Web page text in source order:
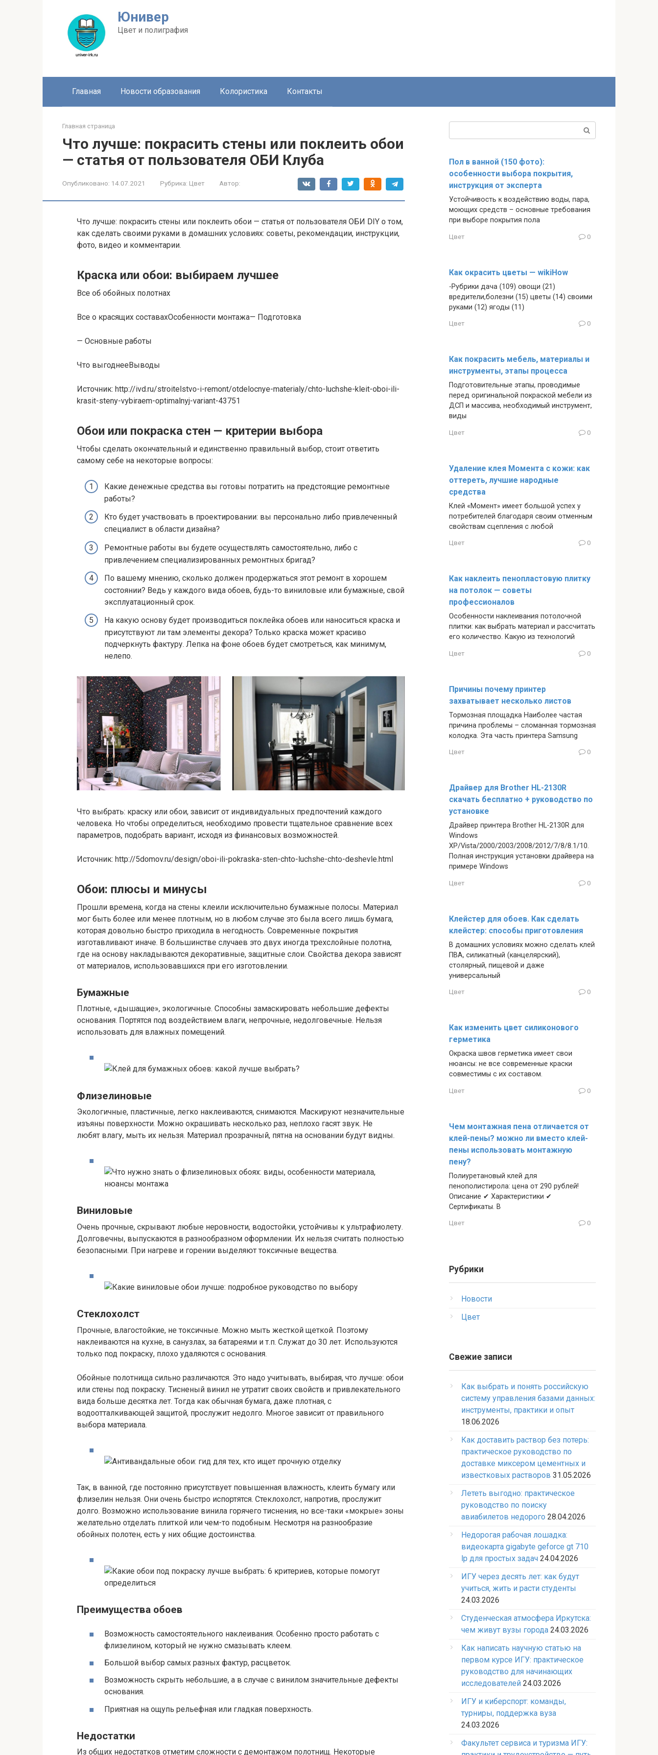
Юнивер
Цвет и полиграфия
Главная Новости образования Колористика Контакты
Главная страница
Что лучше: покрасить стены или поклеить обои
— статья от пользователя ОБИ Клуба
Опубликовано: 14.07.2021 Рубрика: Цвет Автор:
Что лучше: покрасить стены или поклеить обои — статья от пользователя ОБИ DIY о том,
как сделать своими руками в домашних условиях: советы, рекомендации, инструкции,
фото, видео и комментарии.
Краска или обои: выбираем лучшее
Все об обойных полотнах
Все о красящих составахОсобенности монтажа— Подготовка
— Основные работы
Что выгоднееВыводы
Источник: http://ivd.ru/stroitelstvo-i-remont/otdelocnye-materialy/chto-luchshe-kleit-oboi-ili-
krasit-steny-vybiraem-optimalnyj-variant-43751
Обои или покраска стен — критерии выбора
Чтобы сделать окончательный и единственно правильный выбор, стоит ответить
самому себе на некоторые вопросы:
Какие денежные средства вы готовы потратить на предстоящие ремонтные
работы?
Кто будет участвовать в проектировании: вы персонально либо привлеченный
специалист в области дизайна?
Ремонтные работы вы будете осуществлять самостоятельно, либо с
привлечением специализированных ремонтных бригад?
По вашему мнению, сколько должен продержаться этот ремонт в хорошем
состоянии? Ведь у каждого вида обоев, будь-то виниловые или бумажные, свой
эксплуатационный срок.
На какую основу будет производиться поклейка обоев или наноситься краска и
присутствуют ли там элементы декора? Только краска может красиво
подчеркнуть фактуру. Лепка на фоне обоев будет смотреться, как минимум,
нелепо.
Что выбрать: краску или обои, зависит от индивидуальных предпочтений каждого
человека. Но чтобы определиться, необходимо провести тщательное сравнение всех
параметров, подобрать вариант, исходя из финансовых возможностей.
Источник: http://5domov.ru/design/oboi-ili-pokraska-sten-chto-luchshe-chto-deshevle.html
Обои: плюсы и минусы
Прошли времена, когда на стены клеили исключительно бумажные полосы. Материал
мог быть более или менее плотным, но в любом случае это была всего лишь бумага,
которая довольно быстро приходила в негодность. Современные покрытия
изготавливают иначе. В большинстве случаев это двух иногда трехслойные полотна,
где на основу накладываются декоративные, защитные слои. Свойства декора зависят
от материалов, использовавшихся при его изготовлении.
Бумажные
Плотные, «дышащие», экологичные. Способны замаскировать небольшие дефекты
основания. Портятся под воздействием влаги, непрочные, недолговечные. Нельзя
использовать для влажных помещений.
Флизелиновые
Экологичные, пластичные, легко наклеиваются, снимаются. Маскируют незначительные
изъяны поверхности. Можно окрашивать несколько раз, неплохо гасят звук. Не
любят влагу, мыть их нельзя. Материал прозрачный, пятна на основании будут видны.
Виниловые
Очень прочные, скрывают любые неровности, водостойки, устойчивы к ультрафиолету.
Долговечны, выпускаются в разнообразном оформлении. Их нельзя считать полностью
безопасными. При нагреве и горении выделяют токсичные вещества.
Стеклохолст
Прочные, влагостойкие, не токсичные. Можно мыть жесткой щеткой. Поэтому
наклеиваются на кухне, в санузлах, за батареями и т.п. Служат до 30 лет. Используются
только под покраску, плохо удаляются с основания.
Обойные полотнища сильно различаются. Это надо учитывать, выбирая, что лучше: обои
или стены под покраску. Тисненый винил не утратит своих свойств и привлекательного
вида больше десятка лет. Тогда как обычная бумага, даже плотная, с
водоотталкивающей защитой, прослужит недолго. Многое зависит от правильного
выбора материала.
Так, в ванной, где постоянно присутствует повышенная влажность, клеить бумагу или
флизелин нельзя. Они очень быстро испортятся. Стеклохолст, напротив, прослужит
долго. Возможно использование винила горячего тиснения, но все-таки «мокрые» зоны
желательно отделать плиткой или чем-то подобным. Несмотря на разнообразие
обойных полотен, есть у них общие достоинства.
Преимущества обоев
Возможность самостоятельного наклеивания. Особенно просто работать с
флизелином, который не нужно смазывать клеем.
Большой выбор самых разных фактур, расцветок.
Возможность скрыть небольшие, а в случае с винилом значительные дефекты
основания.
Приятная на ощупь рельефная или гладкая поверхность.
Недостатки
Из общих недостатков отметим сложности с демонтажом полотнищ. Некоторые
Пол в ванной (150 фото):
особенности выбора покрытия,
инструкция от эксперта
Устойчивость к воздействию воды, пара,
моющих средств – основные требования
при выборе покрытия пола
Цвет 0
Как окрасить цветы — wikiHow
-Рубрики дача (109) овощи (21)
вредители,болезни (15) цветы (14) своими
руками (12) ягоды (11)
Цвет 0
Как покрасить мебель, материалы и
инструменты, этапы процесса
Подготовительные этапы, проводимые
перед оригинальной покраской мебели из
ДСП и массива, необходимый инструмент,
виды
Цвет 0
Удаление клея Момента с кожи: как
оттереть, лучшие народные
средства
Клей «Момент» имеет большой успех у
потребителей благодаря своим отменным
свойствам сцепления с любой
Цвет 0
Как наклеить пенопластовую плитку
на потолок — советы
профессионалов
Особенности наклеивания потолочной
плитки: как выбрать материал и рассчитать
его количество. Какую из технологий
Цвет 0
Причины почему принтер
захватывает несколько листов
Тормозная площадка Наиболее частая
причина проблемы – сломанная тормозная
колодка. Эта часть принтера Samsung
Цвет 0
Драйвер для Brother HL-2130R
скачать бесплатно + руководство по
установке
Драйвер принтера Brother HL-2130R для
Windows
XP/Vista/2000/2003/2008/2012/7/8/8.1/10.
Полная инструкция установки драйвера на
примере Windows
Цвет 0
Клейстер для обоев. Как сделать
клейстер: способы приготовления
В домашних условиях можно сделать клей
ПВА, силикатный (канцелярский),
столярный, пищевой и даже
универсальный
Цвет 0
Как изменить цвет силиконового
герметика
Окраска швов герметика имеет свои
нюансы: не все современные краски
совместимы с их составом.
Цвет 0
Чем монтажная пена отличается от
клей-пены? можно ли вместо клей-
пены использовать монтажную
пену?
Полиуретановый клей для
пенополистирола: цена от 290 рублей!
Описание ✔ Характеристики ✔
Сертификаты. В
Цвет 0
Рубрики
Новости
Цвет
Свежие записи
Как выбрать и понять российскую
систему управления базами данных:
инструменты, практики и опыт
18.06.2026
Как доставить раствор без потерь:
практическое руководство по
доставке миксером цементных и
известковых растворов 31.05.2026
Лететь выгодно: практическое
руководство по поиску
авиабилетов недорого 28.04.2026
Недорогая рабочая лошадка:
видеокарта gigabyte geforce gt 710
lp для простых задач 24.04.2026
ИГУ через десять лет: как будут
учиться, жить и расти студенты
24.03.2026
Студенческая атмосфера Иркутска:
чем живут вузы города 24.03.2026
Как написать научную статью на
первом курсе ИГУ: практическое
руководство для начинающих
исследователей 24.03.2026
ИГУ и киберспорт: команды,
турниры, поддержка вуза
24.03.2026
Факультет сервиса и туризма ИГУ: